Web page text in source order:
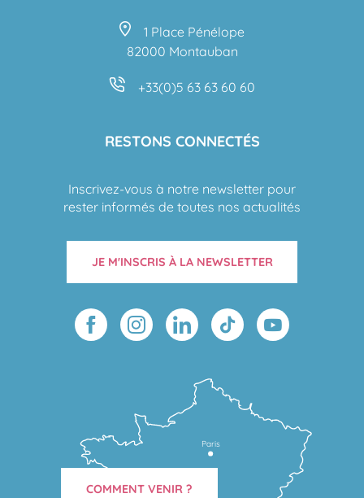
1 Place Pénélope
82000 Montauban
+33(0)5 63 63 60 60
RESTONS CONNECTÉS
Inscrivez-vous à notre newsletter pour
rester informés de toutes nos actualités
JE M'INSCRIS À LA NEWSLETTER
Paris
COMMENT VENIR ?